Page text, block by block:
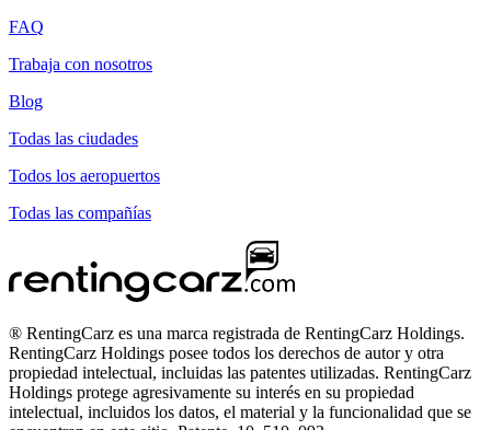
FAQ
Trabaja con nosotros
Blog
Todas las ciudades
Todos los aeropuertos
Todas las compañías
® RentingCarz es una marca registrada de RentingCarz Holdings.
RentingCarz Holdings posee todos los derechos de autor y otra
propiedad intelectual, incluidas las patentes utilizadas. RentingCarz
Holdings protege agresivamente su interés en su propiedad
intelectual, incluidos los datos, el material y la funcionalidad que se